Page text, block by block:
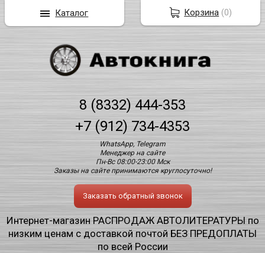
8 (8332) 444-353
+7 (912) 734-4353
WhatsApp, Telegram
Менеджер на сайте
Пн-Вс 08:00-23:00 Мск
Заказы на сайте принимаются круглосуточно!
Заказать обратный звонок
Интернет-магазин РАСПРОДАЖ АВТОЛИТЕРАТУРЫ по
низким ценам с доставкой почтой БЕЗ ПРЕДОПЛАТЫ
по всей России
Корзина (0)
Каталог